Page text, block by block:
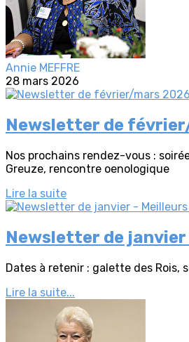
Annie MEFFRE
28 mars 2026
Newsletter de
Nos prochains rendez-vous :
Greuze, rencontre oenologique
Lire la suite
Newsletter de
Dates à retenir : galette des Rois,
Lire la suite...